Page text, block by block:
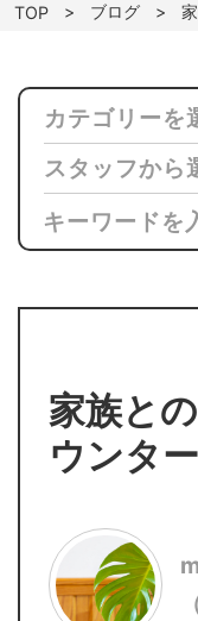
TOP ブログ
家族と
ウンタ